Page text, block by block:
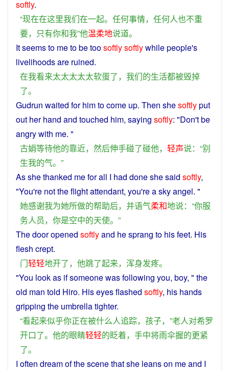
softly.
“现在在这里我们在一起。 任何事情， 任何人也不重
要， 只有你和我”他温柔地说道。
Itseemsto metobetoosoftlysoftlywhilepeople's
livelihoodsare ruined.
在我看来太太太太太软蛋了， 我们的生活都被毁掉
了。
Gudrun waited forhimtocome up. Then shesoftlyput
out herhand and touched him, saying softly: "Don'tbe
angrywith me. "
古娟等待他的靠近， 然后伸手碰了碰他， 轻声说：“别
生我的气。”
Asshethanked meforall I had doneshesaid softly,
"You're nottheflight attendant, you're askyangel. "
她感谢我为她所做的帮助后， 并语气柔和地说：“你服
务人员， 你是空中的天使。”
Thedooropened softlyand hesprang to hisfeet. His
flesh crept.
门轻轻地开了， 他跳了起来， 浑身发疼。
"You lookas ifsomeonewasfollowing you, boy, " the
old man told Hiro. Hiseyesflashed softly, his hands
gripping the umbrellatighter.
“看起来似乎你正在被什么人追踪， 孩子，”老人对希罗
开口了。 他的眼睛轻轻的眨着， 手中将雨伞握的更紧
了。
I often dreamofthescenethatshe leanson me and I